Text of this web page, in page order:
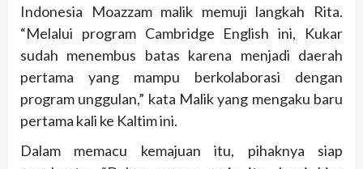
Indonesia Moazzam malik memuji langkah Rita.
“Melalui program Cambridge English ini, Kukar
sudah menembus batas karena menjadi daerah
pertama yang mampu berkolaborasi dengan
program unggulan,” kata Malik yang mengaku baru
pertama kali ke Kaltim ini.
Dalam memacu kemajuan itu, pihaknya siap